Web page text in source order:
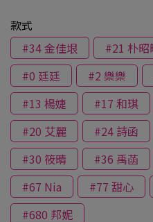
款式
#34 金佳垠
#21 朴昭
#0 廷廷
#2 樂樂
#13 楊婕
#17 和琪
#20 艾麗
#24 詩函
#30 筱晴
#36 禹菡
#67 Nia
#77 甜心
#680 邦妮